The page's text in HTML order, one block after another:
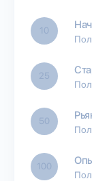
10
25
50
100